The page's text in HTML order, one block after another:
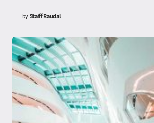
byStaff Raudal